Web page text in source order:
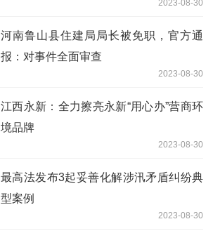
2023-08-30
河南鲁山县住建局局长被免职，官方通
报：对事件全面审查
2023-08-30
江西永新：全力擦亮永新“用心办”营商环
境品牌
2023-08-30
最高法发布3起妥善化解涉汛矛盾纠纷典
型案例
2023-08-30